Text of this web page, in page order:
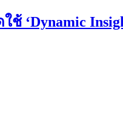
ช้ ‘Dynamic